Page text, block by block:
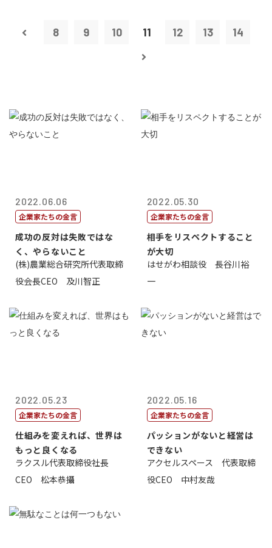
8 9 10 11 12 13 14
2022.06.06
企業家たちの金言
成功の反対は失敗ではな
く、やらないこと
(株)農業総合研究所代表取締
役会長CEO 及川智正
2022.05.30
企業家たちの金言
相手をリスペクトすること
が大切
はせがわ相談役 長谷川裕
一
2022.05.23
企業家たちの金言
仕組みを変えれば、世界は
もっと良くなる
ラクスル代表取締役社長
CEO 松本恭攝
2022.05.16
企業家たちの金言
パッションがないと経営は
できない
アクセルスペース 代表取締
役CEO 中村友哉